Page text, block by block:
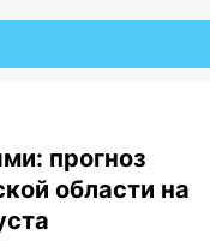
для
клуба
прогноз
области на